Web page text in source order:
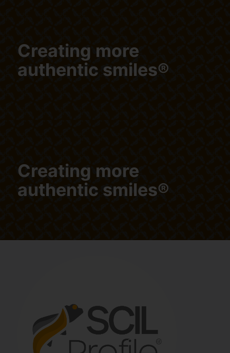
Creating more
authentic smiles®
Creating more
authentic smiles®